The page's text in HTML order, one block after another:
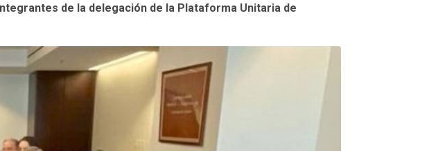
de la delegación de la Plataforma Unitaria de